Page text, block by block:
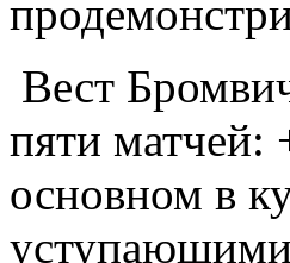
Вест
пяти матчей:
основном в
уступающими